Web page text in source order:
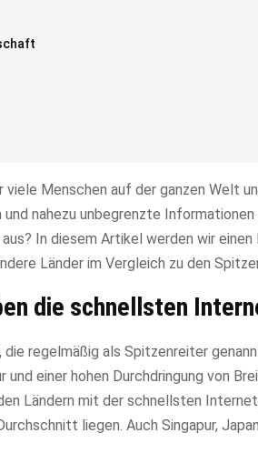
Menschen auf der ganzen Welt
nahezu unbegrenzte
In diesem Artikel werden wir
Länder im Vergleich zu den
die schnellsten
regelmäßig als Spitzenreiter
einer hohen Durchdringung von
Ländern mit der schnellsten
liegen. Auch Singapur,